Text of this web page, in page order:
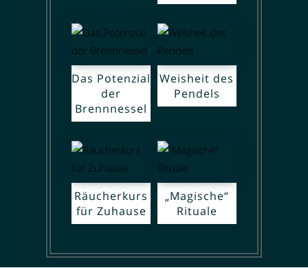
Das Potenzial
der
Brennnessel
Weisheit des
Pendels
Räucherkurs
für Zuhause
„Magische“
Rituale